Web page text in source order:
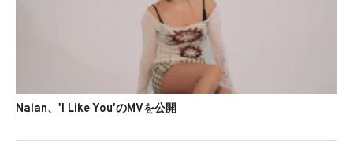
Nalan、'I Like You'のMVを公開